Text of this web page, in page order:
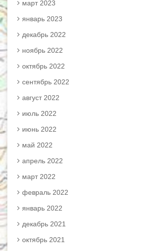
март 2023
январь 2023
декабрь 2022
ноябрь 2022
октябрь 2022
сентябрь 2022
август 2022
июль 2022
июнь 2022
май 2022
апрель 2022
март 2022
февраль 2022
январь 2022
декабрь 2021
октябрь 2021